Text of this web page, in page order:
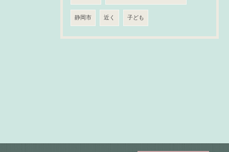
静岡市 近く 子ども